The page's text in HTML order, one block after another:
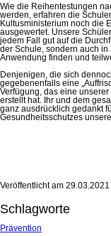
Wie die Reihentestungen
werden, erfahren die
Kultusministerium noch die
ausgewertet. Unsere
jedem Fall gut auf die
der Schule, sondern auch
Anwendung finden und
Denjenigen, die sich
gegebenenfalls eine
Verfügung, das eine
erstellt hat. Ihr und dem
ganz ausdrücklich gedankt
Gesundheitsschutzes
Veröffentlicht am 29.03.2021
Schlagworte
Prävention